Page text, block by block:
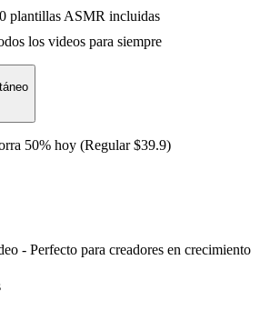
plantillas ASMR incluidas
los videos para siempre
50% hoy (Regular $39.9)
- Perfecto para creadores en crecimiento